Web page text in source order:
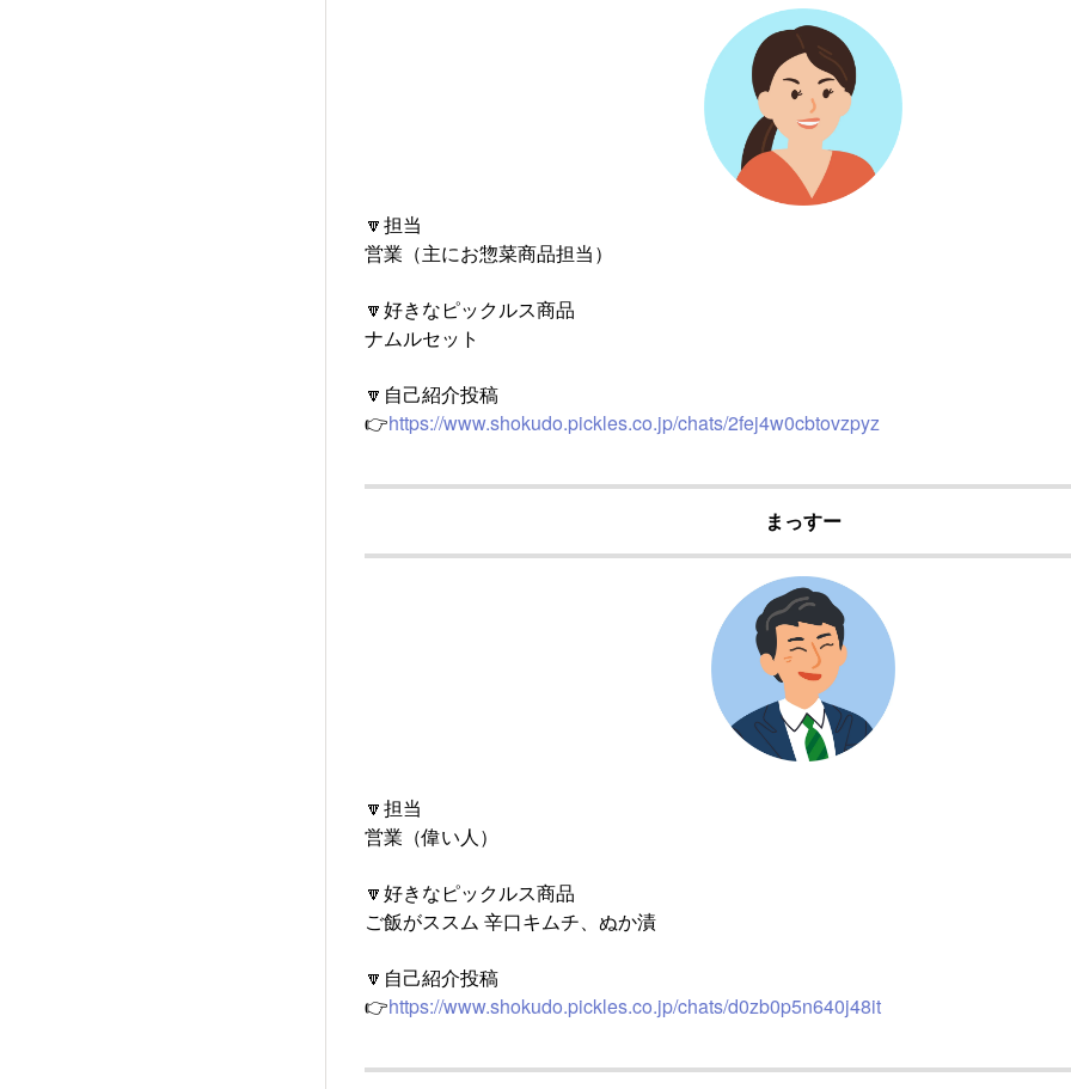
🔽担当
営業（主にお惣菜商品担当）
🔽好きなピックルス商品
ナムルセット
🔽自己紹介投稿
👉https://www.shokudo.pickles.co.jp/chats/2fej4w0cbtovzpyz
まっすー
🔽担当
営業（偉い人）
🔽好きなピックルス商品
ご飯がススム 辛口キムチ、ぬか漬
🔽自己紹介投稿
👉https://www.shokudo.pickles.co.jp/chats/d0zb0p5n640j48it